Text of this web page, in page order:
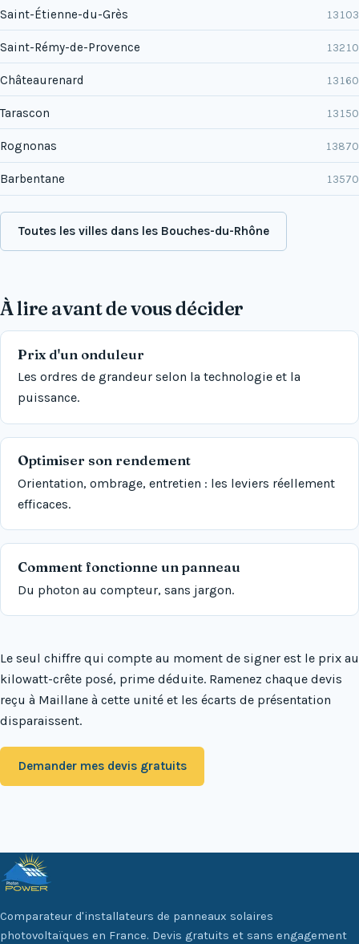
Saint-Étienne-du-Grès 13103
Saint-Rémy-de-Provence 13210
Châteaurenard 13160
Tarascon 13150
Rognonas 13870
Barbentane 13570
Toutes les villes dans les Bouches-du-Rhône
À lire avant de vous décider
Prix d'un onduleur
Les ordres de grandeur selon la technologie et la
puissance.
Optimiser son rendement
Orientation, ombrage, entretien : les leviers réellement
efficaces.
Comment fonctionne un panneau
Du photon au compteur, sans jargon.
Le seul chiffre qui compte au moment de signer est le prix au
kilowatt-crête posé, prime déduite. Ramenez chaque devis
reçu à Maillane à cette unité et les écarts de présentation
disparaissent.
Demander mes devis gratuits
Comparateur d'installateurs de panneaux solaires
photovoltaïques en France. Devis gratuits et sans engagement